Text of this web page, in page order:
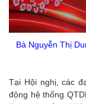
Bà Nguyễn Thị
Tại Hội nghị, các
động hệ thống